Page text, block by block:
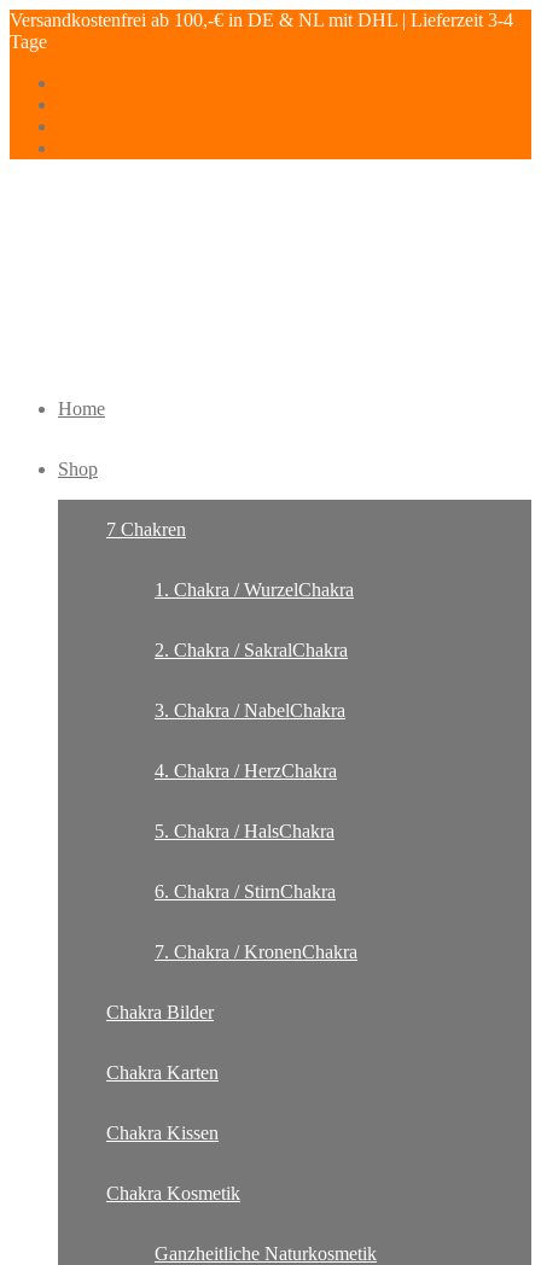
Versandkostenfrei ab 100,-€ in DE & NL mit DHL | Lieferzeit 3-4
Tage
Home
Shop
7 Chakren
1. Chakra / WurzelChakra
2. Chakra / SakralChakra
3. Chakra / NabelChakra
4. Chakra / HerzChakra
5. Chakra / HalsChakra
6. Chakra / StirnChakra
7. Chakra / KronenChakra
Chakra Bilder
Chakra Karten
Chakra Kissen
Chakra Kosmetik
Ganzheitliche Naturkosmetik